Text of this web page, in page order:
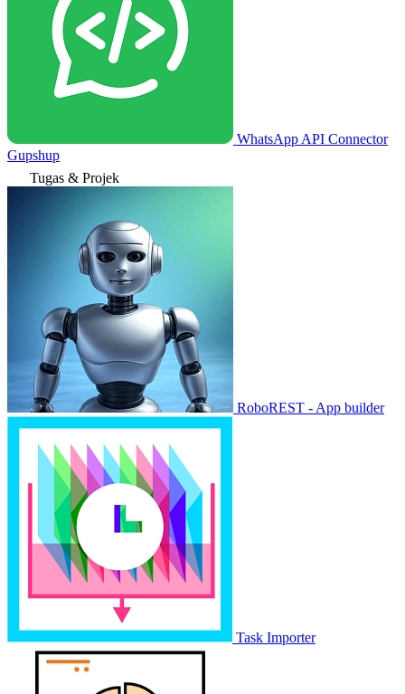
WhatsApp API Connector
Gupshup
Tugas & Projek
RoboREST - App builder
Task Importer